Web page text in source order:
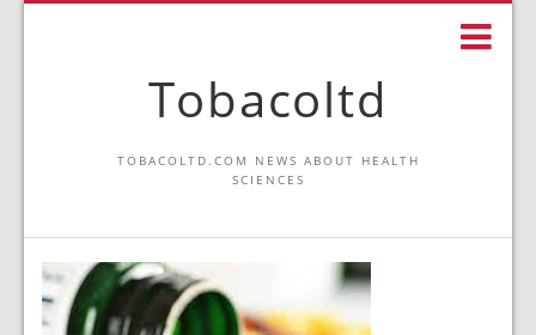
Tobacoltd
TOBACOLTD.COM NEWS ABOUT HEALTH
SCIENCES